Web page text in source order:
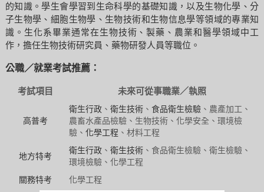
的知識。學生會學習到生命科學的基礎知識，以及生物化學、分
子生物學、細胞生物學、生物技術和生物信息學等領域的專業知
識。生化系畢業通常在生物技術、製藥、農業和醫學領域中工
作，擔任生物技術研究員、藥物研發人員等職位。
公職／就業考試推薦：
考試項目 未來可從事職業／執照
高普考
衛生行政、 衛生技術、 食品衛生檢驗、農產加工、
農畜水產品檢驗、生物技術、化學安全、環境檢
驗、 化學工程 、材料工程
地方特考
衛生行政、 衛生技術、食品衛生檢驗、衛生檢驗、
環境檢驗、化學工程
關務特考
化學工程